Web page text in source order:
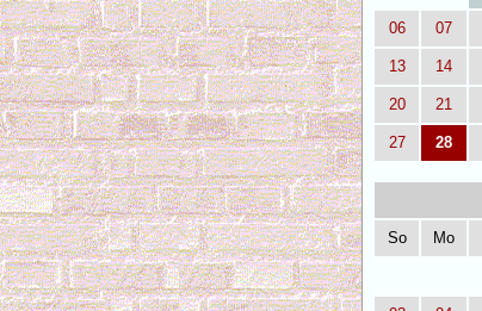
06 07
13 14
20 21
27 28
So Mo